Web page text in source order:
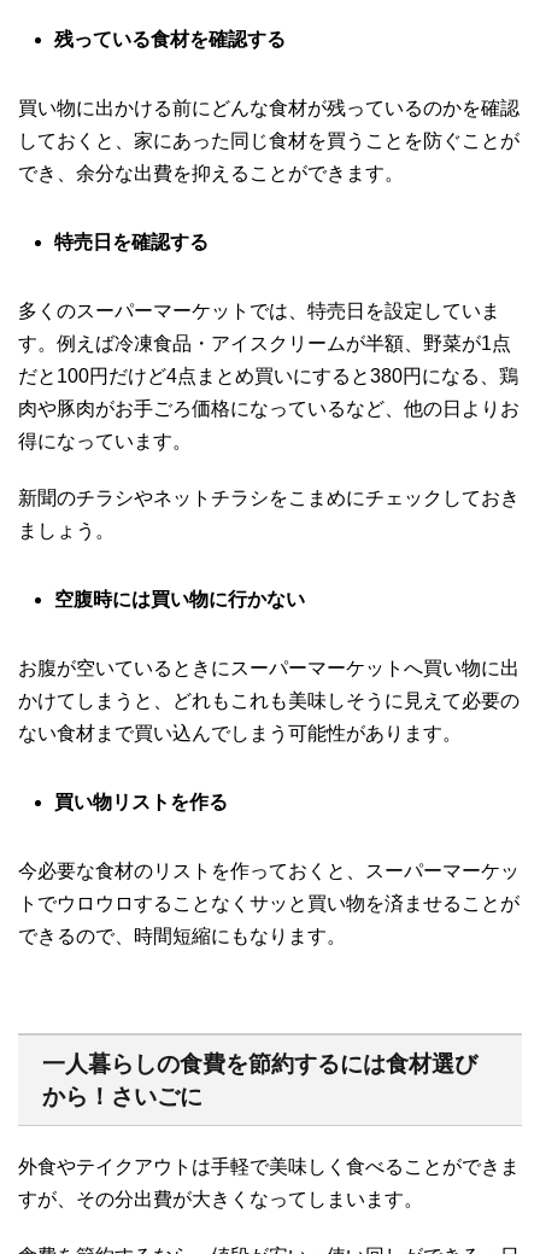
残っている食材を確認する
買い物に出かける前にどんな食材が残っているのかを確認
しておくと、家にあった同じ食材を買うことを防ぐことが
でき、余分な出費を抑えることができます。
特売日を確認する
多くのスーパーマーケットでは、特売日を設定していま
す。例えば冷凍食品・アイスクリームが半額、野菜が1点
だと100円だけど4点まとめ買いにすると380円になる、鶏
肉や豚肉がお手ごろ価格になっているなど、他の日よりお
得になっています。
新聞のチラシやネットチラシをこまめにチェックしておき
ましょう。
空腹時には買い物に行かない
お腹が空いているときにスーパーマーケットへ買い物に出
かけてしまうと、どれもこれも美味しそうに見えて必要の
ない食材まで買い込んでしまう可能性があります。
買い物リストを作る
今必要な食材のリストを作っておくと、スーパーマーケッ
トでウロウロすることなくサッと買い物を済ませることが
できるので、時間短縮にもなります。
一人暮らしの食費を節約するには食材選び
から！さいごに
外食やテイクアウトは手軽で美味しく食べることができま
すが、その分出費が大きくなってしまいます。